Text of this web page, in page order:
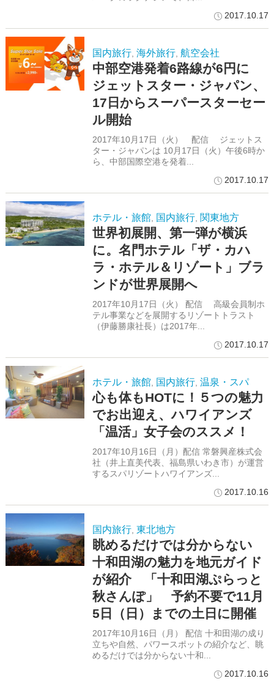
2017.10.17
国内旅行, 海外旅行, 航空会社
中部空港発着6路線が6円に
ジェットスター・ジャパン、
17日からスーパースターセー
ル開始
2017年10月17日（火） 配信 ジェットス
ター・ジャパンは 10月17日（火）午後6時か
ら、中部国際空港を発着...
2017.10.17
ホテル・旅館, 国内旅行, 関東地方
世界初展開、第一弾が横浜
に。名門ホテル「ザ・カハ
ラ・ホテル＆リゾート」ブラ
ンドが世界展開へ
2017年10月17日（火） 配信 高級会員制ホ
テル事業などを展開するリゾートトラスト
（伊藤勝康社長）は2017年...
2017.10.17
ホテル・旅館, 国内旅行, 温泉・スパ
心も体もHOTに！５つの魅力
でお出迎え、ハワイアンズ
「温活」女子会のススメ！
2017年10月16日（月）配信 常磐興産株式会
社（井上直美代表、福島県いわき市）が運営
するスパリゾートハワイアンズ...
2017.10.16
国内旅行, 東北地方
眺めるだけでは分からない
十和田湖の魅力を地元ガイド
が紹介 「十和田湖ぷらっと
秋さんぽ」 予約不要で11月
5日（日）までの土日に開催
2017年10月16日（月） 配信 十和田湖の成り
立ちや自然、パワースポットの紹介など、眺
めるだけでは分からない十和...
2017.10.16